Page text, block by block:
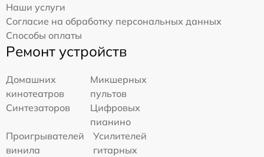
Наши услуги
Согласие на обработку персональных данных
Способы оплаты
Ремонт устройств
Домашних
кинотеатров
Микшерных
пультов
Синтезаторов
Цифровых
пианино
Проигрывателей
винила
Усилителей
гитарных